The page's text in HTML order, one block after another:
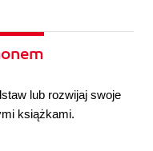
lub rozwijaj swoje
książkami.